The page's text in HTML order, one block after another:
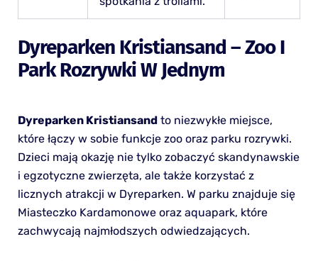
Dyreparken Kristiansand – Zoo I
Park Rozrywki W Jednym
Dyreparken Kristiansandto niezwykłe miejsce,
które łączy w sobie funkcje zoo oraz parku rozrywki.
Dzieci mają okazję nie tylko zobaczyć skandynawskie
i egzotyczne zwierzęta, ale także korzystać z
licznych atrakcji w Dyreparken. W parku znajduje się
Miasteczko Kardamonowe oraz aquapark, które
zachwycają najmłodszych odwiedzających.